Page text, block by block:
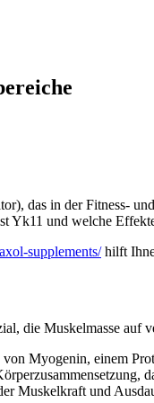
das in der Fitness-
Yk11 und welche
supplements/hilft
die Muskelmasse auf
Myogenin, einem
Muskelkraft und